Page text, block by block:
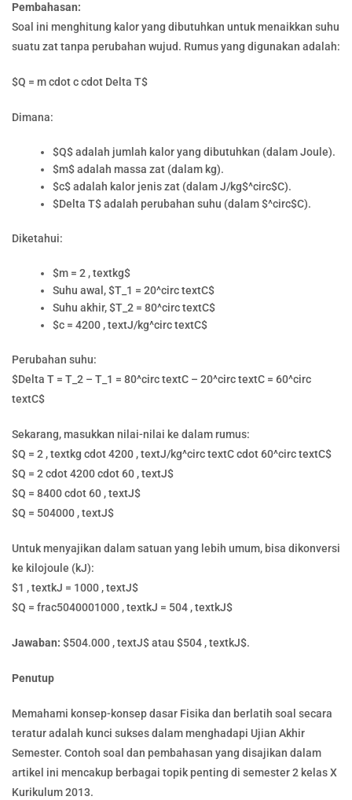
Pembahasan:
Soal ini menghitung kalor yang dibutuhkan untuk menaikkan suhu
suatu zat tanpa perubahan wujud. Rumus yang digunakan adalah:
$Q = m cdot c cdot Delta T$
Dimana:
$Q$ adalah jumlah kalor yang dibutuhkan (dalam Joule).
$m$ adalah massa zat (dalam kg).
$c$ adalah kalor jenis zat (dalam J/kg$^circ$C).
$Delta T$ adalah perubahan suhu (dalam $^circ$C).
Diketahui:
$m = 2 , textkg$
Suhu awal, $T_1 = 20^circ textC$
Suhu akhir, $T_2 = 80^circ textC$
$c = 4200 , textJ/kg^circ textC$
Perubahan suhu:
$Delta T = T_2 – T_1 = 80^circ textC – 20^circ textC = 60^circ
textC$
Sekarang, masukkan nilai-nilai ke dalam rumus:
$Q = 2 , textkg cdot 4200 , textJ/kg^circ textC cdot 60^circ textC$
$Q = 2 cdot 4200 cdot 60 , textJ$
$Q = 8400 cdot 60 , textJ$
$Q = 504000 , textJ$
Untuk menyajikan dalam satuan yang lebih umum, bisa dikonversi
ke kilojoule (kJ):
$1 , textkJ = 1000 , textJ$
$Q = frac5040001000 , textkJ = 504 , textkJ$
Jawaban: $504.000 , textJ$ atau $504 , textkJ$.
Penutup
Memahami konsep-konsep dasar Fisika dan berlatih soal secara
teratur adalah kunci sukses dalam menghadapi Ujian Akhir
Semester. Contoh soal dan pembahasan yang disajikan dalam
artikel ini mencakup berbagai topik penting di semester 2 kelas X
Kurikulum 2013.